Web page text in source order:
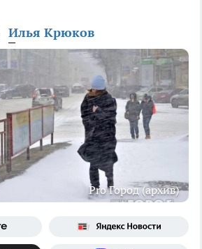
Илья Крюков
Pro Город (архив)